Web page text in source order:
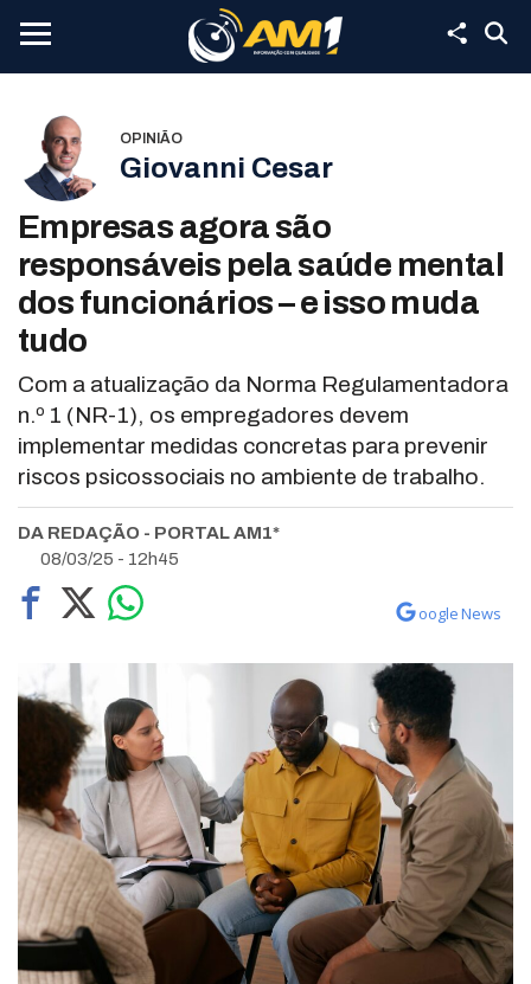
OPINIÃO
Giovanni Cesar
Empresas agora são
responsáveis pela saúde mental
dos funcionários – e isso muda
tudo
Com a atualização da Norma Regulamentadora
n.º 1 (NR-1), os empregadores devem
implementar medidas concretas para prevenir
riscos psicossociais no ambiente de trabalho.
DA REDAÇÃO - PORTAL AM1*
08/03/25 - 12h45
oogle News